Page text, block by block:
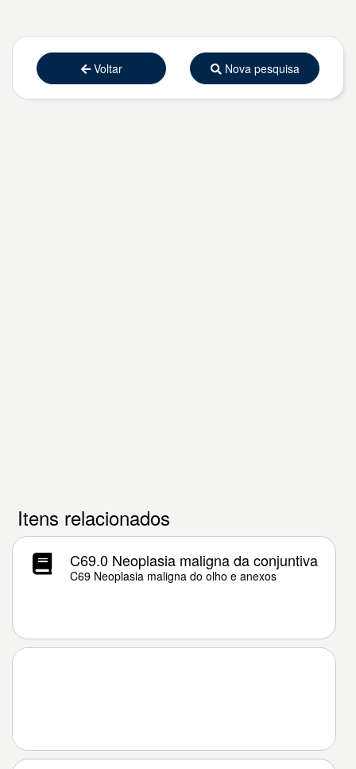
Voltar Nova pesquisa
Itens relacionados
C69.0 Neoplasia maligna da conjuntiva
C69 Neoplasia maligna do olho e anexos